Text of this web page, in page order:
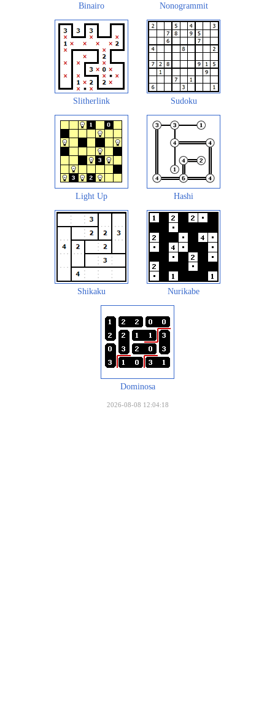
Binairo Nonogrammit
Slitherlink Sudoku
Light Up Hashi
Shikaku Nurikabe
Dominosa
2026-08-08 12:04:18